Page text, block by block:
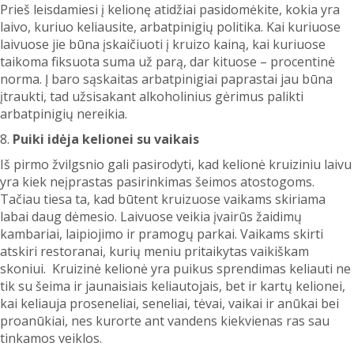
Prieš leisdamiesi į kelionę atidžiai pasidomėkite, kokia yra
laivo, kuriuo keliausite, arbatpinigių politika. Kai kuriuose
laivuose jie būna įskaičiuoti į kruizo kainą, kai kuriuose
taikoma fiksuota suma už parą, dar kituose – procentinė
norma. Į baro sąskaitas arbatpinigiai paprastai jau būna
įtraukti, tad užsisakant alkoholinius gėrimus palikti
arbatpinigių nereikia.
8. Puiki idėja kelionei su vaikais
Iš pirmo žvilgsnio gali pasirodyti, kad kelionė kruiziniu laivu
yra kiek neįprastas pasirinkimas šeimos atostogoms.
Tačiau tiesa ta, kad būtent kruizuose vaikams skiriama
labai daug dėmesio. Laivuose veikia įvairūs žaidimų
kambariai, laipiojimo ir pramogų parkai. Vaikams skirti
atskiri restoranai, kurių meniu pritaikytas vaikiškam
skoniui. Kruizinė kelionė yra puikus sprendimas keliauti ne
tik su šeima ir jaunaisiais keliautojais, bet ir kartų kelionei,
kai keliauja proseneliai, seneliai, tėvai, vaikai ir anūkai bei
proanūkiai, nes kurorte ant vandens kiekvienas ras sau
tinkamos veiklos.